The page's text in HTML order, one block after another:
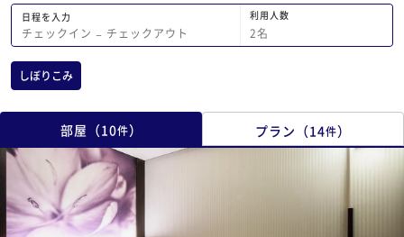
日程を入力
チェックイン − チェックアウト
利用人数
2名
しぼりこみ
部屋 （10件） プラン （14件）